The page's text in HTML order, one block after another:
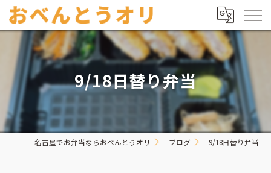
9/18日替り弁当
名古屋でお弁当ならおべんとうオリ ブログ 9/18日替り弁当